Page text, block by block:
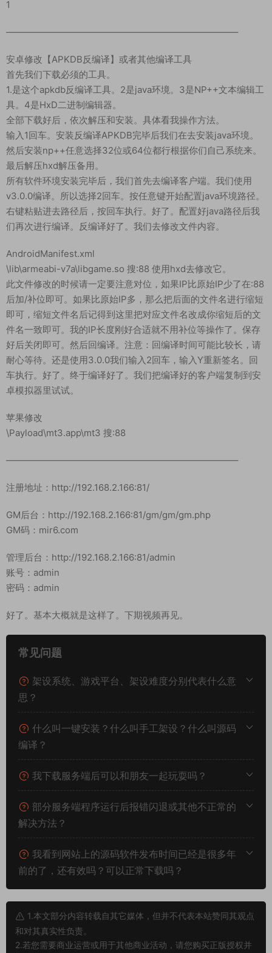
1
—————————————————————————–
安卓修改【APKDB反编译】或者其他编译工具
首先我们下载必须的工具。
1.是这个apkdb反编译工具。2是java环境。3是NP++文本编辑工
具。4是HxD二进制编辑器。
全部下载好后，依次解压和安装。具体看我操作方法。
输入1回车。安装反编译APKDB完毕后我们在去安装java环境。
然后安装np++任意选择32位或64位都行根据你们自己系统来。
最后解压hxd解压备用。
所有软件环境安装完毕后，我们首先去编译客户端。我们使用
v3.0.0编译。所以选择2回车。按任意键开始配置java环境路径。
右键粘贴进去路径后，按回车执行。好了。配置好java路径后我
们再次进行编译。反编译好了。我们去修改文件内容。
AndroidManifest.xml
\lib\armeabi-v7a\libgame.so 搜:88 使用hxd去修改它。
此文件修改的时候请一定要注意对位，如果IP比原始IP少了在:88
后加/补位即可。如果比原始IP多，那么把后面的文件名进行缩短
即可，缩短文件名后记得到这里把对应文件名改成你缩短后的文
件名一致即可。我的IP长度刚好合适就不用补位等操作了。保存
好后关闭即可。然后回编译。注意：回编译时间可能比较长，请
耐心等待。还是使用3.0.0我们输入2回车，输入Y重新签名。回
车执行。好了。终于编译好了。我们把编译好的客户端复制到安
卓模拟器里试试。
苹果修改
\Payload\mt3.app\mt3 搜:88
—————————————————————————–
注册地址：http://192.168.2.166:81/
GM后台：http://192.168.2.166:81/gm/gm/gm.php
GM码：mir6.com
管理后台：http://192.168.2.166:81/admin
账号：admin
密码：admin
好了。基本大概就是这样了。下期视频再见。
常见问题
架设系统、游戏平台、架设难度分别代表什么意
思？
什么叫一键安装？什么叫手工架设？什么叫源码
编译？
我下载服务端后可以和朋友一起玩耍吗？
部分服务端程序运行后报错闪退或其他不正常的
解决方法？
我看到网站上的源码软件发布时间已经是很多年
前的了，还有效吗？可以正常下载吗？
1.本文部分内容转载自其它媒体，但并不代表本站赞同其观点
和对其真实性负责。
2.若您需要商业运营或用于其他商业活动，请您购买正版授权并